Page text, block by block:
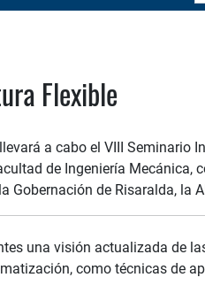
Flexible
a cabo el VIII Seminario
de Ingeniería Mecánica,
de Risaralda, la
una visión actualizada de
como técnicas de